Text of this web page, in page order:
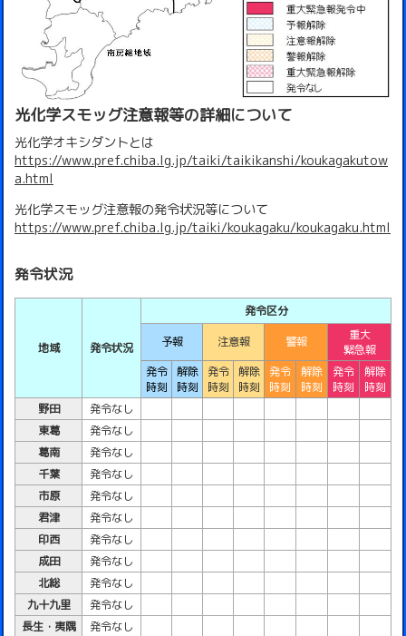
光化学スモッグ注意報等の詳細について
光化学オキシダントとは
https://www.pref.chiba.lg.jp/taiki/taikikanshi/koukagakutow
a.html
光化学スモッグ注意報の発令状況等について
https://www.pref.chiba.lg.jp/taiki/koukagaku/koukagaku.html
発令状況
地域 発令状況
発令区分
予報
注意報 警報
重大
緊急報
発令
時刻
解除
時刻
発令
時刻
解除
時刻
発令
時刻
解除
時刻
発令
時刻
解除
時刻
野田
発令なし
東葛
発令なし
葛南
発令なし
千葉
発令なし
市原
発令なし
君津
発令なし
印西
発令なし
成田
発令なし
北総
発令なし
九十九里
発令なし
長生・夷隅
発令なし